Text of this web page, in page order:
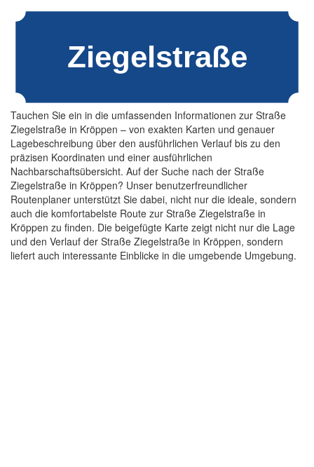
Tauchen Sie ein in die umfassenden Informationen zur Straße
Ziegelstraße in Kröppen – von exakten Karten und genauer
Lagebeschreibung über den ausführlichen Verlauf bis zu den
präzisen Koordinaten und einer ausführlichen
Nachbarschaftsübersicht. Auf der Suche nach der Straße
Ziegelstraße in Kröppen? Unser benutzerfreundlicher
Routenplaner unterstützt Sie dabei, nicht nur die ideale, sondern
auch die komfortabelste Route zur Straße Ziegelstraße in
Kröppen zu finden. Die beigefügte Karte zeigt nicht nur die Lage
und den Verlauf der Straße Ziegelstraße in Kröppen, sondern
liefert auch interessante Einblicke in die umgebende Umgebung.